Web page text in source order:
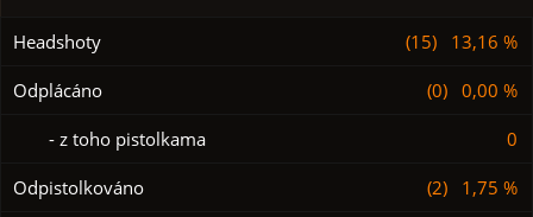
Headshoty (15) 13,16 %
Odplácáno (0) 0,00 %
- z toho pistolkama 0
Odpistolkováno (2) 1,75 %